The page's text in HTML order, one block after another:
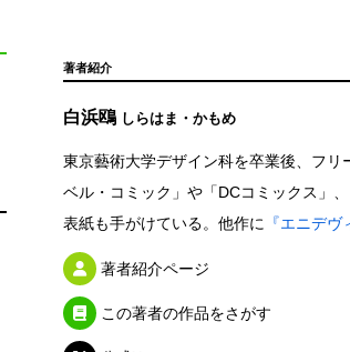
著者紹介
白浜鴎 しらはま・かもめ
東京藝術大学デザイン科を卒業後、フ
ベル・コミック」や「DCコミックス」
表紙も手がけている。他作に
『エニデヴ
著者紹介ページ
この著者の作品をさがす